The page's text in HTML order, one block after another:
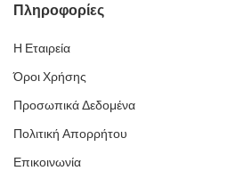
Πληροφορίες
Η Εταιρεία
Όροι Χρήσης
Προσωπικά Δεδομένα
Πολιτική Απορρήτου
Επικοινωνία